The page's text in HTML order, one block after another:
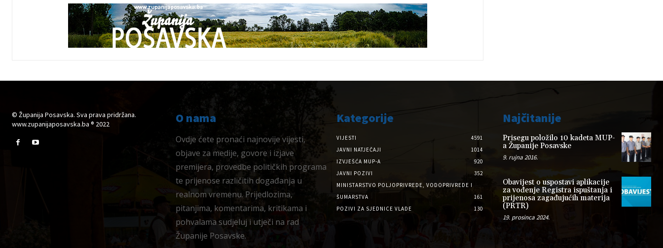
© Županija Posavska. Sva prava pridržana.
www.zupanijaposavska.ba ® 2022
O nama
Ovdje ćete pronaći najnovije vijesti,
objave za medije, govore i izjave
premijera, provedbe političkih programa
te prijenose različitih događanja u
realnom vremenu. Prijedlozima,
pitanjima, komentarima, kritikama i
pohvalama sudjeluj i utječi na rad
Županije Posavske.
Kategorije
VIJESTI
4591
JAVNI NATJEČAJI
1014
IZVJEŠĆA MUP-A
920
JAVNI POZIVI
352
MINISTARSTVO POLJOPRIVREDE, VODOPRIVREDE I
ŠUMARSTVA
161
POZIVI ZA SJEDNICE VLADE
130
Najčitanije
Prisegu položilo 10 kadeta MUP-
a Županije Posavske
9. rujna 2016.
Obavijest o uspostavi aplikacije
za vođenje Registra ispuštanja i
prijenosa zagađujućih materija
(PRTR)
19. prosinca 2024.